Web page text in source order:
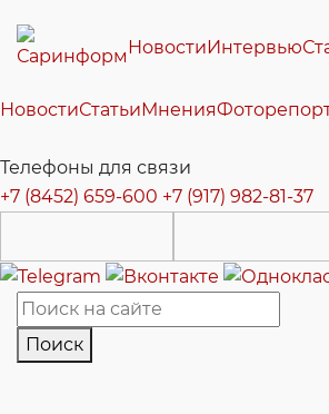
НовостиИнтервью
НовостиСтатьиМнения
Телефоны для связи
+7 (8452) 659-600 +7 (917) 982-81-37
Поиск